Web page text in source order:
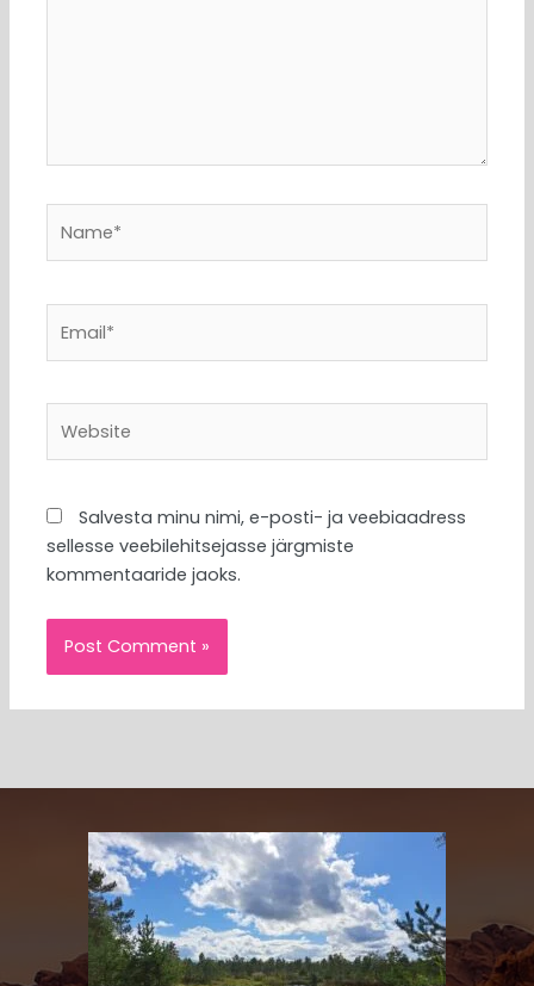
Salvesta minu nimi, e-posti- ja veebiaadress
sellesse veebilehitsejasse järgmiste
kommentaaride jaoks.